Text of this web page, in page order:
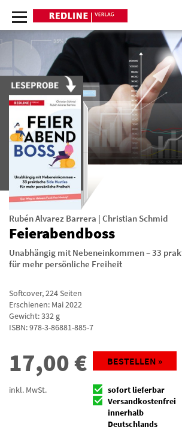
Rubén Alvarez Barrera | Christian Schmid
Feierabendboss
Unabhängig mit Nebeneinkommen – 33
für mehr persönliche Freiheit
Softcover,224Seiten
Erschienen: Mai 2022
Gewicht: 332 g
ISBN:978-3-86881-885-7
17,00€
inkl. MwSt.
BESTELLEN »
sofort lieferbar
Versandkostenfrei
innerhalb
Deutschlands